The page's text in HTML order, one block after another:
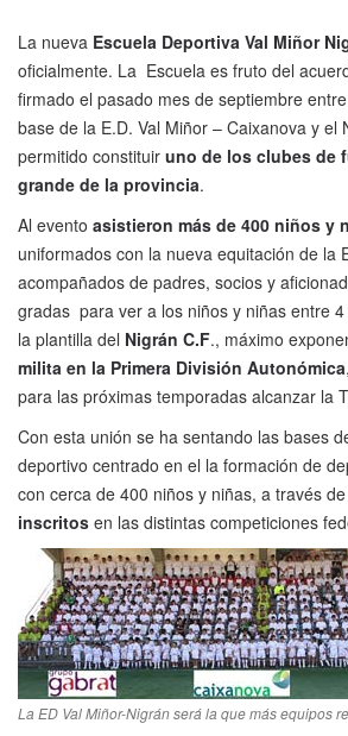
La nueva Escuela Deportiva Val Miñor
oficialmente. La Escuela es fruto del
firmado el pasado mes de septiembre
base de la E.D. Val Miñor – Caixanova y el
permitido constituir uno de los clubes de
grande de la provincia.
Al evento asistieron más de 400 niños y
uniformados con la nueva equitación de la
acompañados de padres, socios y
gradas para ver a los niños y niñas entre
la plantilla del Nigrán C.F., máximo
milita en la Primera División Autonómica
para las próximas temporadas alcanzar la
Con esta unión se ha sentando las bases
deportivo centrado en el la formación de
con cerca de 400 niños y niñas, a través de
inscritos en las distintas competiciones
La ED Val Miñor-Nigrán será la que más equipos